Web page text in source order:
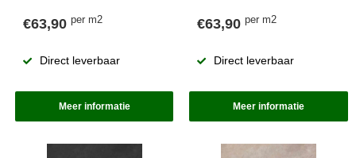
€63,90 per m2
Direct leverbaar
Meer informatie
€63,90per m2
Direct leverbaar
Meer informatie